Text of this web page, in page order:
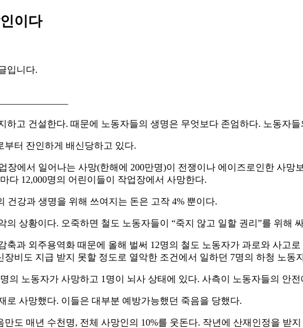
이다
입니다.
하고 건설한다. 때문에 노동자들의 생명은 무엇보다 존엄하다. 노동자
터 잔인하게 배신당하고 있다.
장에서 일어나는 사망(한해에 200만명)이 전쟁이나 에이즈로인한 사
다 12,000명의 어린이들이 작업장에서 사망한다.
건강과 생명을 위해 쓰여지는 돈은 고작 4% 뿐이다.
의 상황이다. 오죽하면 철도 노동자들이 “죽지 않고 일할 권리”를 위해
축과 외주용역화 때문에 올해 벌써 12명의 철도 노동자가 과로와 사
장비도 지급 받지 못할 정도로 열악한 조건에서 일하던 7명의 하청 노동
의 노동자가 사망하고 1명이 뇌사 상태에 있다. 사측이 노동자들의 안
로 사망했다. 이들은 대부분 예방가능했던 죽음을 당했다.
도 매년 수천명, 전체 사망인의 10%를 웃돈다. 작년에 산재인정을 받